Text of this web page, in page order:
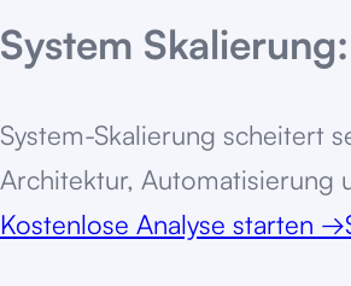
System
System-Skalierung scheitert
Architektur, Automatisierung
Kostenlose Analyse starten →